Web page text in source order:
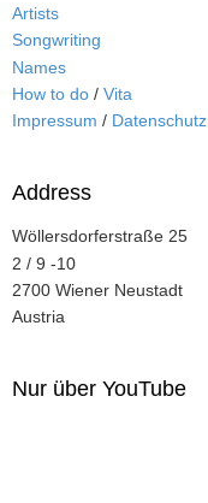
Artists
Songwriting
Names
How to do / Vita
Impressum / Datenschutz
Address
Wöllersdorferstraße 25
2 / 9 -10
2700 Wiener Neustadt
Austria
Nur über YouTube